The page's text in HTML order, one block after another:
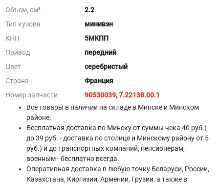
Объем, см³
2.2
Тип кузова
минивэн
КПП
5МКПП
Привод
передний
Цвет
серебристый
Страна
Франция
Номер запчасти
90530039,7.22138.00.1
Все товары в наличии на складе в Минскe и Минском
районе.
Бесплатная доставка по Минску от суммы чека 40 руб.(
до 39 руб. - доставка по столице и Минскому району от 5
руб.) и до транспортных компаний, пенсионерам,
военным - бесплатно всегда.
Оперативная доставка в любую точку Беларуси, России,
Казахстана, Киргизии, Армении, Грузии, а также в